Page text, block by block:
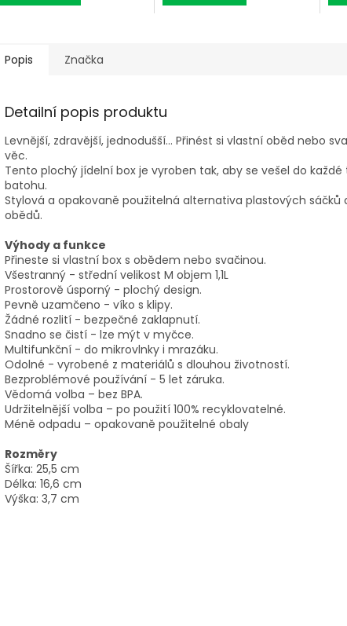
Popis Značka
Detailní popis produktu
Levnější, zdravější, jednodušší… Přinést si vlastní oběd nebo
věc.
Tento plochý jídelní box je vyroben tak, aby se vešel do každé
batohu.
Stylová a opakovaně použitelná alternativa plastových sáčků
obědů.
Výhody a funkce
Přineste si vlastní box s obědem nebo svačinou.
Všestranný - střední velikost M objem 1,1L
Prostorově úsporný - plochý design.
Pevně uzamčeno - víko s klipy.
Žádné rozlití - bezpečné zaklapnutí.
Snadno se čistí - lze mýt v myčce.
Multifunkční - do mikrovlnky i mrazáku.
Odolné - vyrobené z materiálů s dlouhou životností.
Bezproblémové používání - 5 let záruka.
Vědomá volba – bez BPA.
Udržitelnější volba – po použití 100% recyklovatelné.
Méně odpadu – opakovaně použitelné obaly
Rozměry
Šířka: 25,5 cm
Délka: 16,6 cm
Výška: 3,7 cm